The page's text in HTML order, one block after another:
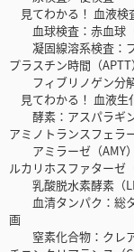
見てわかる！ 血液検
血球検査：赤血球（
凝固線溶系検査：プ
プラスチン時間（
フィブリノゲン分解
見てわかる！ 血液生
酵素：アスパラギン
アミノトランスフェラ
アミラーゼ（AMY）
ルカリホスファターゼ
乳酸脱水素酵素（LD
血清タンパク：総タ
画
窒素化合物：クレア